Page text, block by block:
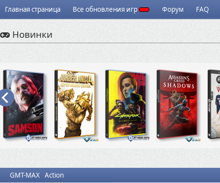
Главная страница Все обновления игр Форум FAQ
Новинки
GMT-MAX Action